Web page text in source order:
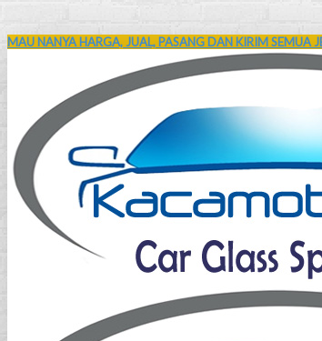
MAU NANYA HARGA, JUAL, PASANG DAN KIRIM SEMUA